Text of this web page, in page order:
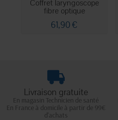
Coffret laryngoscope
fibre optique
61,90 €
Livraison gratuite
En magasin Technicien de santé
En France à domicile à partir de 99€
d'achats